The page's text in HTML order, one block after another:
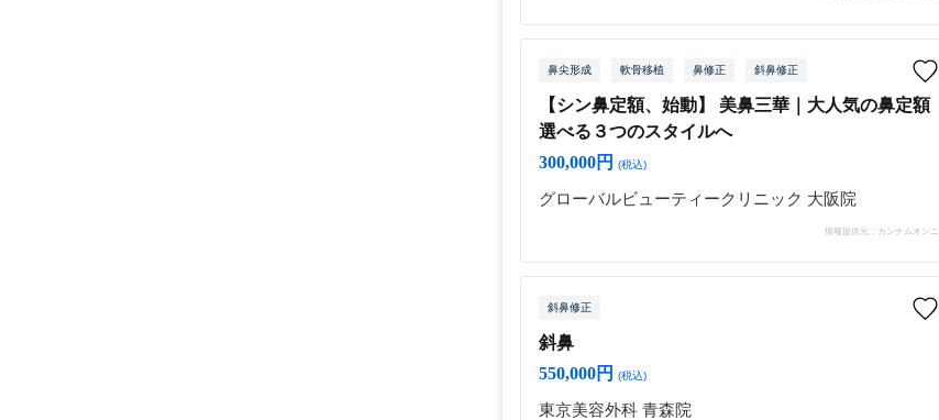
鼻尖形成 軟骨移植 鼻修正 斜鼻修正
【シン鼻定額、始動】 美鼻三華｜大人気の鼻定額
選べる３つのスタイルへ
300,000円
(税込)
グローバルビューティークリニック 大阪院
情報提供元：カンナムオンニ
斜鼻修正
斜鼻
550,000円
(税込)
東京美容外科 青森院